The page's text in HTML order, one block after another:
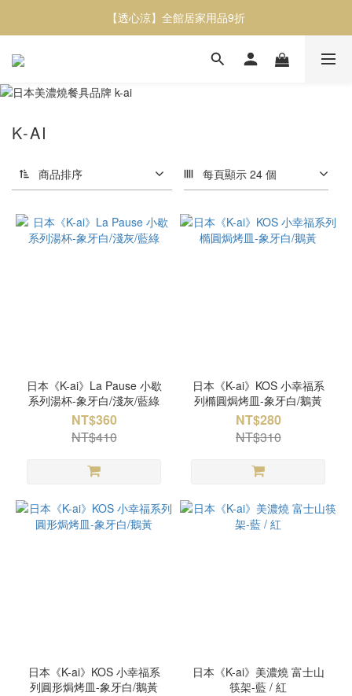
【透心涼】全館居家用品9折
【透心涼】全館居家用品9折
或者蔬食紅蘿蔔脆片／甜菜根脆片 / 櫛瓜脆片任選三包9折
【透心涼】全館居家用品9折
K-AI
商品排序 每頁顯示 24 個
日本《K-ai》La Pause 小歇
系列湯杯-象牙白/淺灰/藍綠
NT$360
NT$410
日本《K-ai》KOS 小幸福系
列橢圓焗烤皿-象牙白/鵝黃
NT$280
NT$310
日本《K-ai》KOS 小幸福系
列圓形焗烤皿-象牙白/鵝黃
日本《K-ai》美濃燒 富士山
筷架-藍 / 紅